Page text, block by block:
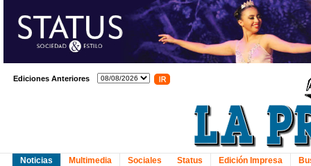
Ediciones Anteriores
Noticias
Multimedia Sociales Status Edición Impresa